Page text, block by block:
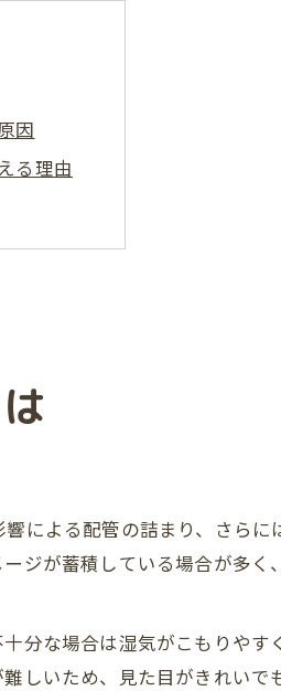
因
る理由
を解説
理由
場
点
底解説
による配管の詰まり、さらに
ジが蓄積している場合が多く
分な場合は湿気がこもりやす
しいため、見た目がきれいで